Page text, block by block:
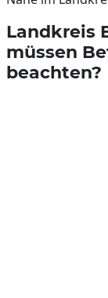
Landkreis
müssen
beachten?